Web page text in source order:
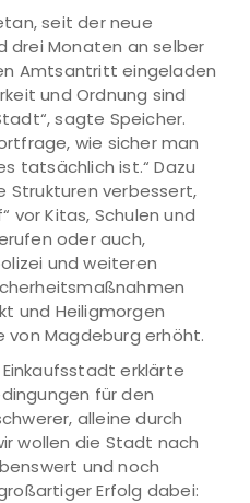
seit der neue
drei Monaten an selber
Amtsantritt eingeladen
und Ordnung sind
sagte Speicher.
wie sicher man
tatsächlich ist.“ Dazu
Strukturen verbessert,
vor Kitas, Schulen und
oder auch,
und weiteren
und Heiligmorgen
von Magdeburg erhöht.
erklärte
für den
alleine durch
wollen die Stadt nach
und noch
Erfolg dabei: